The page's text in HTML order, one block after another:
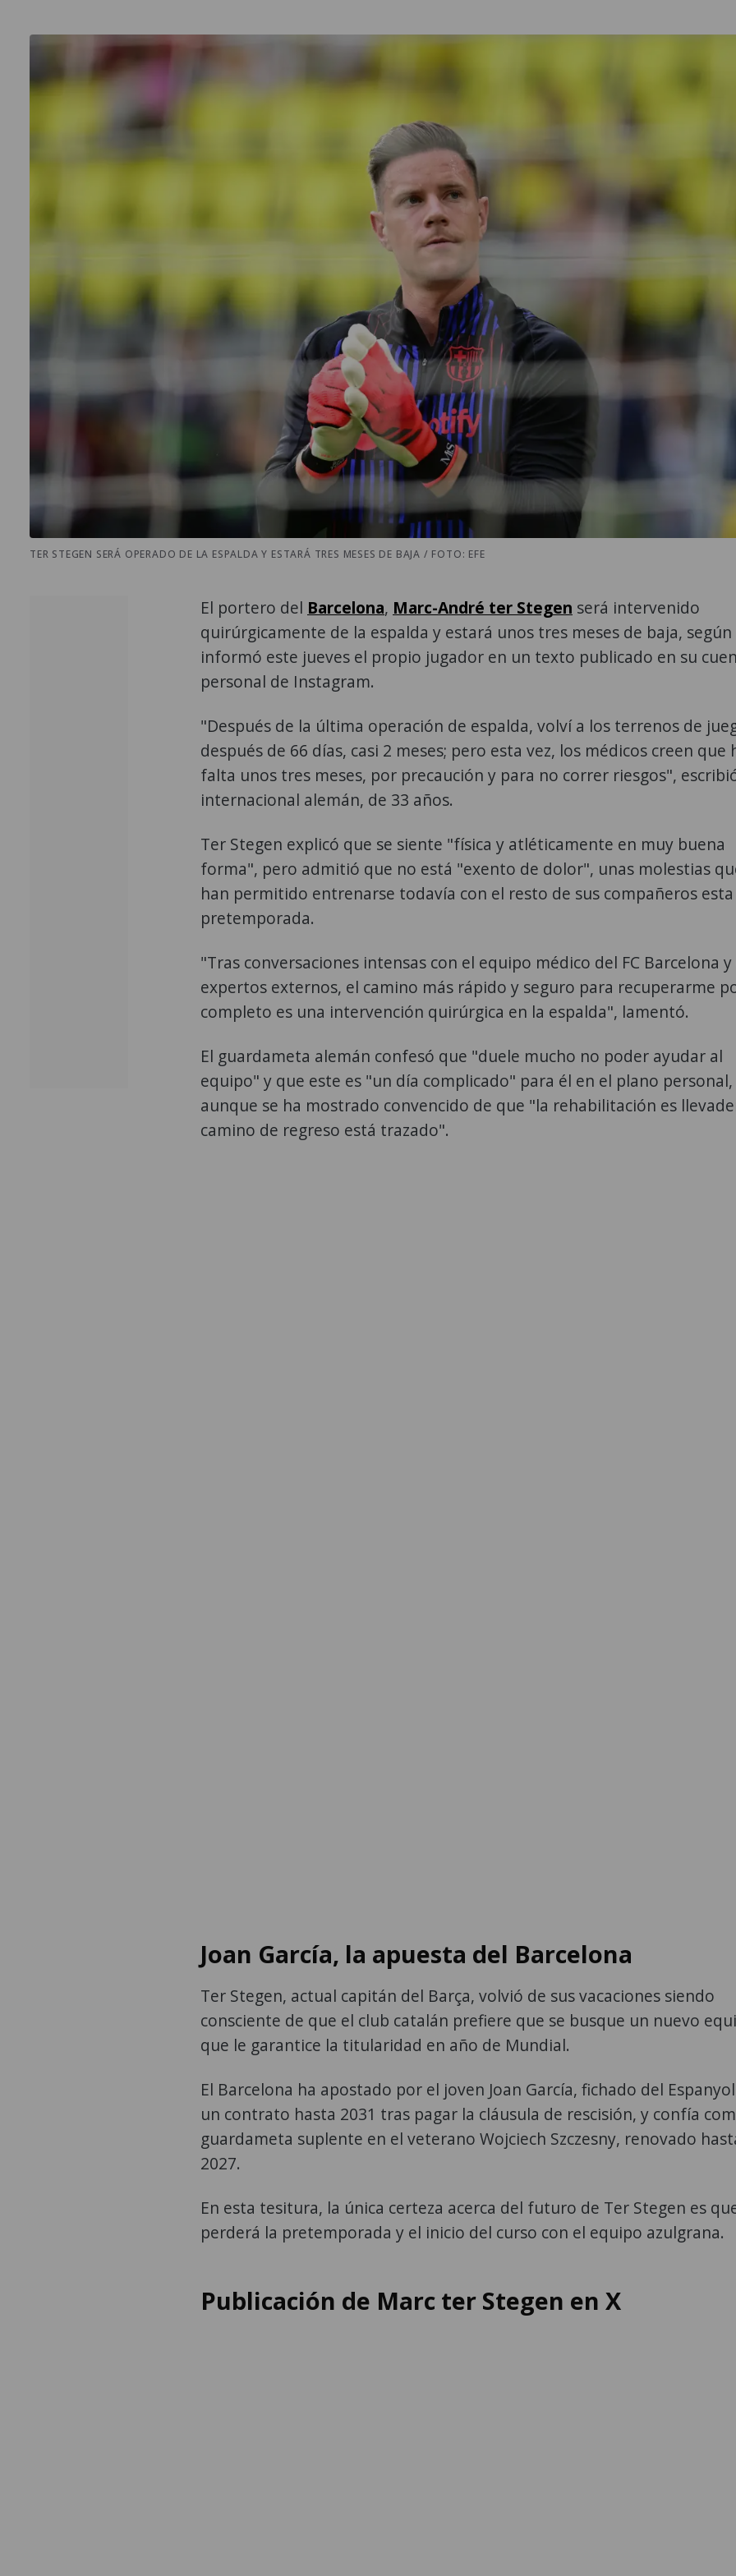
TER STEGEN SERÁ OPERADO DE LA ESPALDA Y ESTARÁ TRES MESES DE BAJA / FOTO: EFE
El portero del Barcelona, Marc-André ter Stegen será intervenido
quirúrgicamente de la espalda y estará unos tres meses de baja, según
informó este jueves el propio jugador en un texto publicado en su
personal de Instagram.
"Después de la última operación de espalda, volví a los terrenos de
después de 66 días, casi 2 meses; pero esta vez, los médicos creen que
falta unos tres meses, por precaución y para no correr riesgos",
internacional alemán, de 33 años.
Ter Stegen explicó que se siente "física y atléticamente en muy buena
forma", pero admitió que no está "exento de dolor", unas molestias
han permitido entrenarse todavía con el resto de sus compañeros esta
pretemporada.
"Tras conversaciones intensas con el equipo médico del FC Barcelona y
expertos externos, el camino más rápido y seguro para recuperarme
completo es una intervención quirúrgica en la espalda", lamentó.
El guardameta alemán confesó que "duele mucho no poder ayudar al
equipo" y que este es "un día complicado" para él en el plano personal,
aunque se ha mostrado convencido de que "la rehabilitación es
camino de regreso está trazado".
Joan García, la apuesta del Barcelona
Ter Stegen, actual capitán del Barça, volvió de sus vacaciones siendo
consciente de que el club catalán prefiere que se busque un nuevo
que le garantice la titularidad en año de Mundial.
El Barcelona ha apostado por el joven Joan García, fichado del
un contrato hasta 2031 tras pagar la cláusula de rescisión, y confía
guardameta suplente en el veterano Wojciech Szczesny, renovado
2027.
En esta tesitura, la única certeza acerca del futuro de Ter Stegen es
perderá la pretemporada y el inicio del curso con el equipo azulgrana.
Publicación de Marc ter Stegen en X